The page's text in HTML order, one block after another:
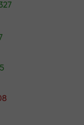
и фьючерсам